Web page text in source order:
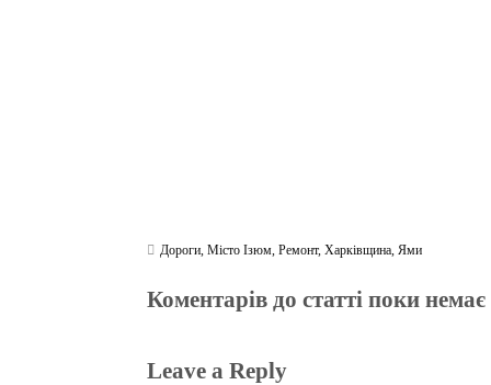
Дороги,Місто Ізюм,Ремонт,Харківщина,Ями
Коментарів до статті поки немає
Leave a Reply